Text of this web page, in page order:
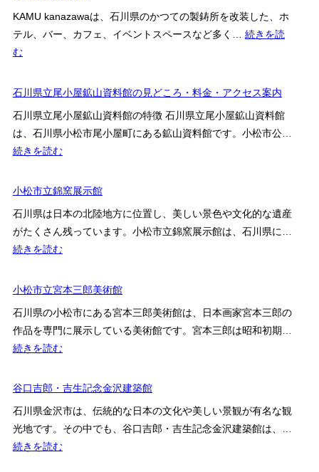
KAMU kanazawaは、石川県のかつての製鋳所を改装した、ホ
テル、バー、カフェ、イベントスペースなど多く… 続きを読
む:
kanazawa
石川県立尾小屋鉱山資料館の見どころ・料金・アクセス案内
石川県立尾小屋鉱山資料館の特徴 石川県立尾小屋鉱山資料館
は、石川県小松市尾小屋町にある鉱山資料館です。小松市公…
続きを読む:
川
立
尾
小
鉱
山
資
料
の
ど
こ
ろ・
小松市立錦窯展示館
石川県は日本の北陸地方に位置し、美しい景色や文化的な遺産
がたくさん残っています。小松市立錦窯展示館は、石川県に…
続きを読む:
松
立
錦
窯
示
館
小松市立宮本三郎美術館
石川県の小松市にある宮本三郎美術館は、日本画家宮本三郎の
作品を専門に展示している美術館です。宮本三郎は昭和初期…
続きを読む:
松
立
宮
本
谷口吉郎・吉生記念金沢建築館
石川県金沢市は、伝統的な日本の文化や美しい景観が有名な観
光地です。その中でも、谷口吉郎・吉生記念金沢建築館は、…
続きを読む: